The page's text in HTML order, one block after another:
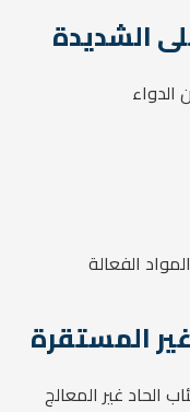
الفعالة
الحاد غير المعالج